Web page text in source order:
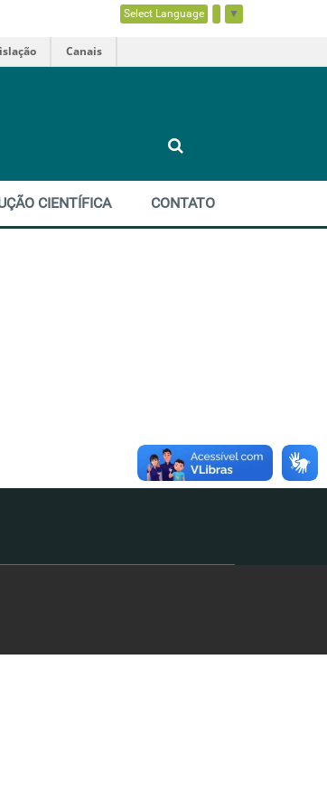
Select Language ▼
Canais
CIENTÍFICA CONTATO